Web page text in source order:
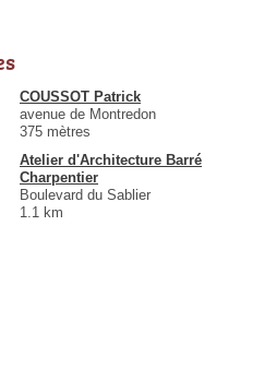
COUSSOT Patrick
avenue de Montredon
375 mètres
Atelier d'Architecture Barré
Charpentier
Boulevard du Sablier
1.1 km